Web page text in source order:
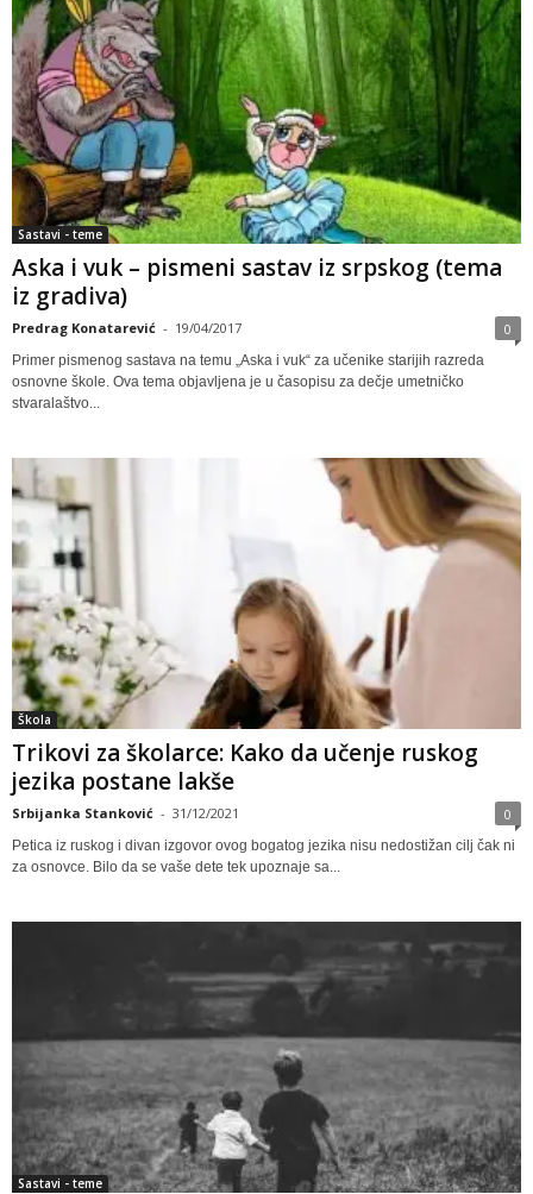
Sastavi - teme
Aska i vuk – pismeni sastav iz srpskog (tema
iz gradiva)
Predrag Konatarević - 19/04/2017 0
Primer pismenog sastava na temu „Aska i vuk“ za učenike starijih razreda
osnovne škole. Ova tema objavljena je u časopisu za dečje umetničko
stvaralaštvo...
Škola
Trikovi za školarce: Kako da učenje ruskog
jezika postane lakše
Srbijanka Stanković - 31/12/2021 0
Petica iz ruskog i divan izgovor ovog bogatog jezika nisu nedostižan cilj čak ni
za osnovce. Bilo da se vaše dete tek upoznaje sa...
Sastavi - teme